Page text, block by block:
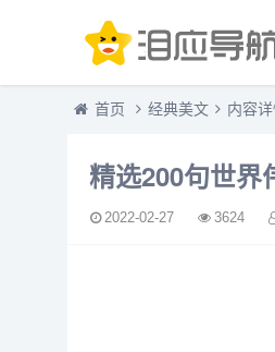
首页 经典美文 内容
精选200句世界
2022-02-27 3624